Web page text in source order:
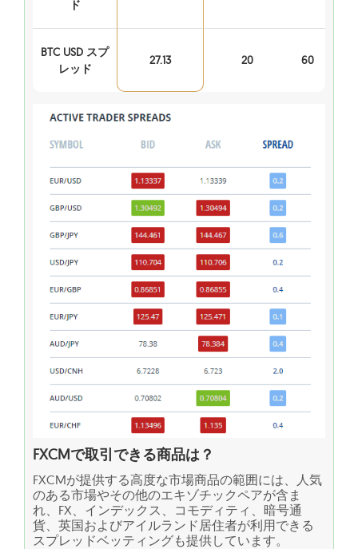
ド
BTC USD スプ
レッド
27.13 20 60
FXCMで取引できる商品は？
FXCMが提供する高度な市場商品の範囲には、人気
のある市場やその他のエキゾチックペアが含ま
れ、FX、インデックス、コモディティ、暗号通
貨、英国およびアイルランド居住者が利用できる
スプレッドベッティングも提供しています。